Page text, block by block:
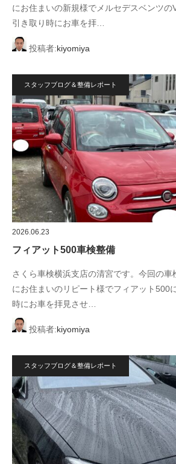
にお住まいの新規様でメルセデスベンツの
引き取り時にお車を拝…
投稿者:kiyomiya
スタッフブログ＆整備レポート
2026.06.23
フィアット500車検整備
さくら車検横浜支店の清宮です。今回の
にお住まいのリピート様でフィアット500
時にお車を拝見させ…
投稿者:kiyomiya
スタッフブログ＆整備レポート